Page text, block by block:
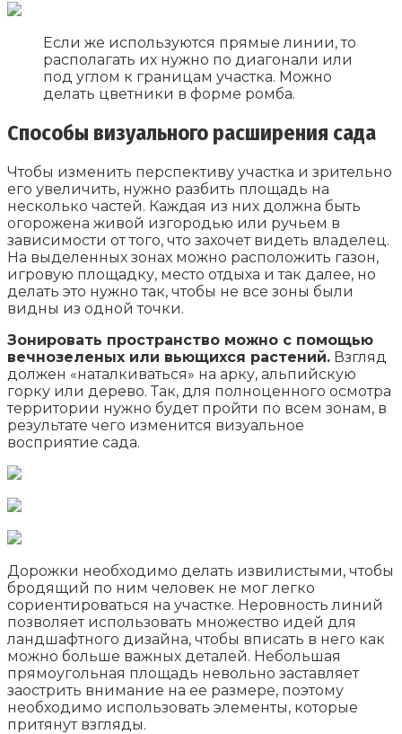
Если же используются прямые линии, то
располагать их нужно по диагонали или
под углом к границам участка. Можно
делать цветники в форме ромба.
Способы визуального расширения сада
Чтобы изменить перспективу участка и зрительно
его увеличить, нужно разбить площадь на
несколько частей. Каждая из них должна быть
огорожена живой изгородью или ручьем в
зависимости от того, что захочет видеть владелец.
На выделенных зонах можно расположить газон,
игровую площадку, место отдыха и так далее, но
делать это нужно так, чтобы не все зоны были
видны из одной точки.
Зонировать пространство можно с помощью
вечнозеленых или вьющихся растений. Взгляд
должен «наталкиваться» на арку, альпийскую
горку или дерево. Так, для полноценного осмотра
территории нужно будет пройти по всем зонам, в
результате чего изменится визуальное
восприятие сада.
Дорожки необходимо делать извилистыми, чтобы
бродящий по ним человек не мог легко
сориентироваться на участке. Неровность линий
позволяет использовать множество идей для
ландшафтного дизайна, чтобы вписать в него как
можно больше важных деталей. Небольшая
прямоугольная площадь невольно заставляет
заострить внимание на ее размере, поэтому
необходимо использовать элементы, которые
притянут взгляды.